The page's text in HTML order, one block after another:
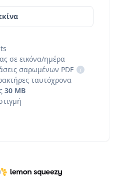
σε εικόνα/ημέρα
σαρωμένων PDF
i
ταυτόχρονα
30 MB